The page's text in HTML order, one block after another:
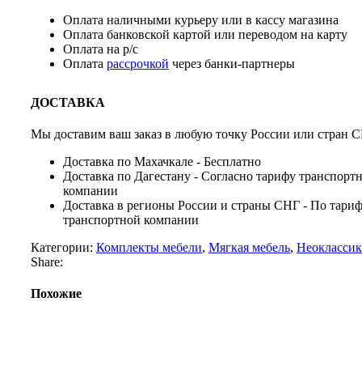
Оплата наличными курьеру или в кассу магазина
Оплата банковской картой или переводом на карту
Оплата на р/с
Оплата рассрочкой через банки-партнеры
ДОСТАВКА
Мы доставим ваш заказ в любую точку России или стран
Доставка по Махачкале - Бесплатно
Доставка по Дагестану - Согласно тарифу
компании
Доставка в регионы России и страны СНГ - По
транспортной компании
Категории: Комплекты мебели, Мягкая мебель,
Share:
Похожие